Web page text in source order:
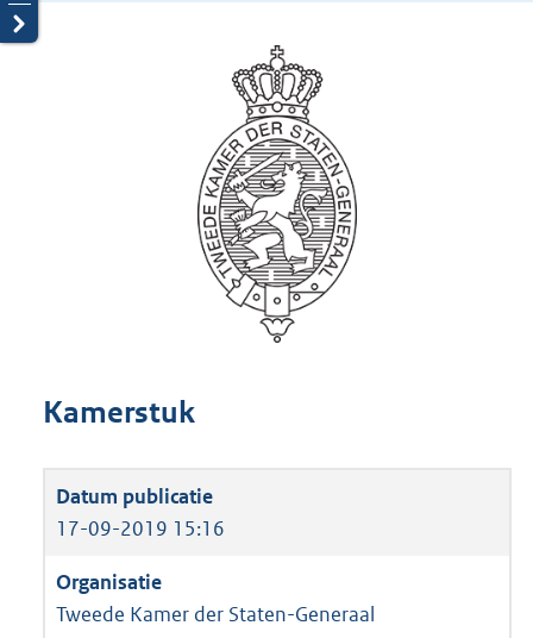
Kamerstuk
17-09-2019 15:16
Tweede Kamer der Staten-Generaal